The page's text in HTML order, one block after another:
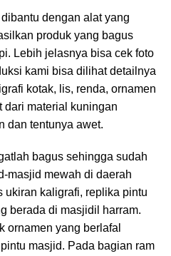
dengan alat yang
produk yang bagus
Lebih jelasnya bisa cek foto
kami bisa dilihat detailnya
kotak, lis, renda, ornamen
dari material kuningan
dan tentunya awet.
bagus sehingga sudah
masjid mewah di daerah
ukiran kaligrafi, replika pintu
berada di masjidil harram.
ornamen yang berlafal
masjid. Pada bagian ram